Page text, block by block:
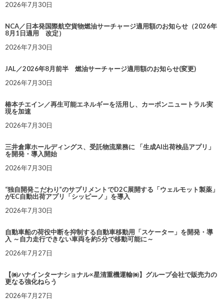
2026年7月30日
NCA／日本発国際航空貨物燃油サーチャージ適用額のお知らせ（2026年
8月1日適用 改定）
2026年7月30日
JAL／2026年8月前半 燃油サーチャージ適用額のお知らせ(変更)
2026年7月30日
椿本チエイン／再生可能エネルギーを活用し、カーボンニュートラル実
現を加速
2026年7月30日
三井倉庫ホールディングス、受託物流業務に 「生成AI出荷検品アプリ」
を開発・導入開始
2026年7月30日
“独自開発こだわり”のサプリメントでD2C展開する「ウェルモット製薬」
がEC自動出荷アプリ「シッピーノ」を導入
2026年7月30日
自動車船の荷役中断を抑制する自動車移動用「スケーター」を開発・導
入 ～自力走行できない車両を約5分で移動可能に～
2026年7月27日
【㈱ハナインターナショナル×星清重機運輸㈱】グループ会社で販売力の
更なる強化ねらう
2026年7月27日